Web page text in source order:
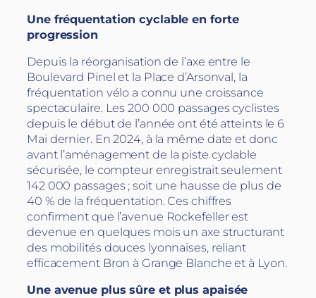
Une fréquentation cyclable en forte
progression
Depuis la réorganisation de l’axe entre le
Boulevard Pinel et la Place d’Arsonval, la
fréquentation vélo a connu une croissance
spectaculaire. Les 200 000 passages cyclistes
depuis le début de l’année ont été atteints le 6
Mai dernier. En 2024, à la même date et donc
avant l’aménagement de la piste cyclable
sécurisée, le compteur enregistrait seulement
142 000 passages ; soit une hausse de plus de
40 % de la fréquentation. Ces chiffres
confirment que l’avenue Rockefeller est
devenue en quelques mois un axe structurant
des mobilités douces lyonnaises, reliant
efficacement Bron à Grange Blanche et à Lyon.
Une avenue plus sûre et plus apaisée